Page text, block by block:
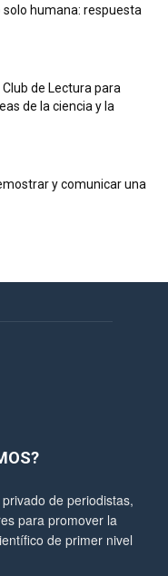
solo humana: respuesta
de Lectura para
de la ciencia y la
y comunicar una
de periodistas,
para promover la
de primer nivel